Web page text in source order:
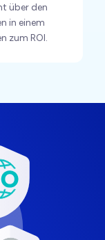
über den
in einem
zum ROI.